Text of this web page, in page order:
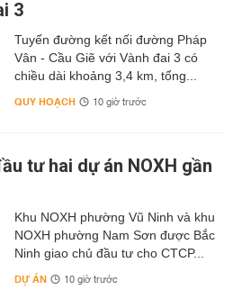
3
Tuyến đường kết nối đường Pháp
Vân - Cầu Giẽ với Vành đai 3 có
chiều dài khoảng 3,4 km, tổng...
QUY HOẠCH 10 giờ trước
tư hai dự án NOXH gần
Khu NOXH phường Vũ Ninh và khu
NOXH phường Nam Sơn được Bắc
Ninh giao chủ đầu tư cho CTCP...
DỰ ÁN 10 giờ trước